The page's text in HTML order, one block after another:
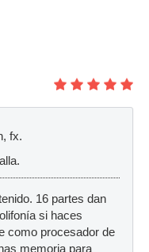
fx.
16 partes dan
si haces
como procesador de
memoria para